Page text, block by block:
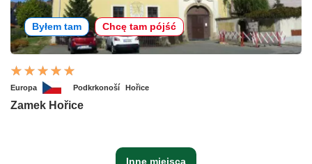
Byłem tam Chcę tam pójść
Europa Podkrkonoší Hořice
Zamek Hořice
Inne miejsca